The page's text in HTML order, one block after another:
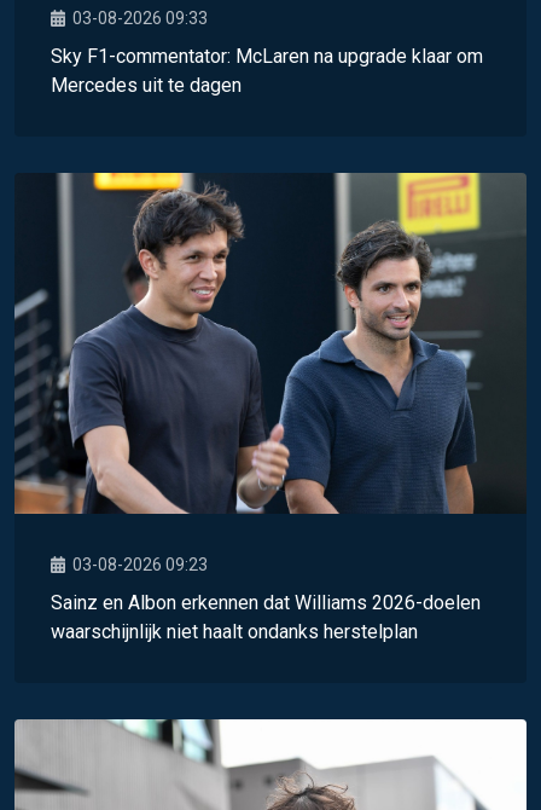
03-08-2026 09:33
Sky F1-commentator: McLaren na upgrade klaar om
Mercedes uit te dagen
03-08-2026 09:23
Sainz en Albon erkennen dat Williams 2026-doelen
waarschijnlijk niet haalt ondanks herstelplan